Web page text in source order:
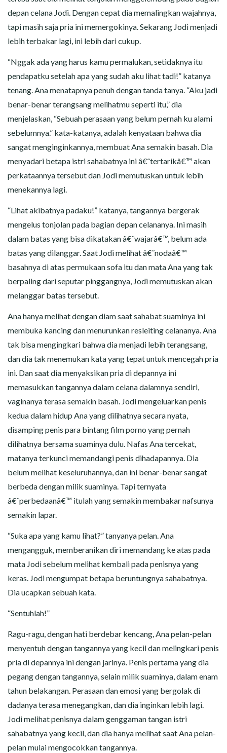
depan celana Jodi. Dengan cepat dia memalingkan wajahnya,
tapi masih saja pria ini memergokinya. Sekarang Jodi menjadi
lebih terbakar lagi, ini lebih dari cukup.
“Nggak ada yang harus kamu permalukan, setidaknya itu
pendapatku setelah apa yang sudah aku lihat tadi!” katanya
tenang. Ana menatapnya penuh dengan tanda tanya. “Aku jadi
benar-benar terangsang melihatmu seperti itu,” dia
menjelaskan, “Sebuah perasaan yang belum pernah ku alami
sebelumnya.” kata-katanya, adalah kenyataan bahwa dia
sangat menginginkannya, membuat Ana semakin basah. Dia
menyadari betapa istri sahabatnya ini â€˜tertarikâ€™ akan
perkataannya tersebut dan Jodi memutuskan untuk lebih
menekannya lagi.
“Lihat akibatnya padaku!” katanya, tangannya bergerak
mengelus tonjolan pada bagian depan celananya. Ini masih
dalam batas yang bisa dikatakan â€˜wajarâ€™, belum ada
batas yang dilanggar. Saat Jodi melihat â€˜nodaâ€™
basahnya di atas permukaan sofa itu dan mata Ana yang tak
berpaling dari seputar pinggangnya, Jodi memutuskan akan
melanggar batas tersebut.
Ana hanya melihat dengan diam saat sahabat suaminya ini
membuka kancing dan menurunkan resleiting celananya. Ana
tak bisa mengingkari bahwa dia menjadi lebih terangsang,
dan dia tak menemukan kata yang tepat untuk mencegah pria
ini. Dan saat dia menyaksikan pria di depannya ini
memasukkan tangannya dalam celana dalamnya sendiri,
vaginanya terasa semakin basah. Jodi mengeluarkan penis
kedua dalam hidup Ana yang dilihatnya secara nyata,
disamping penis para bintang film porno yang pernah
dilihatnya bersama suaminya dulu. Nafas Ana tercekat,
matanya terkunci memandangi penis dihadapannya. Dia
belum melihat keseluruhannya, dan ini benar-benar sangat
berbeda dengan milik suaminya. Tapi ternyata
â€˜perbedaanâ€™ itulah yang semakin membakar nafsunya
semakin lapar.
“Suka apa yang kamu lihat?” tanyanya pelan. Ana
mengangguk, memberanikan diri memandang ke atas pada
mata Jodi sebelum melihat kembali pada penisnya yang
keras. Jodi mengumpat betapa beruntungnya sahabatnya.
Dia ucapkan sebuah kata.
“Sentuhlah!”
Ragu-ragu, dengan hati berdebar kencang, Ana pelan-pelan
menyentuh dengan tangannya yang kecil dan melingkari penis
pria di depannya ini dengan jarinya. Penis pertama yang dia
pegang dengan tangannya, selain milik suaminya, dalam enam
tahun belakangan. Perasaan dan emosi yang bergolak di
dadanya terasa menegangkan, dan dia inginkan lebih lagi.
Jodi melihat penisnya dalam genggaman tangan istri
sahabatnya yang kecil, dan dia hanya melihat saat Ana pelan-
pelan mulai mengocokkan tangannya.